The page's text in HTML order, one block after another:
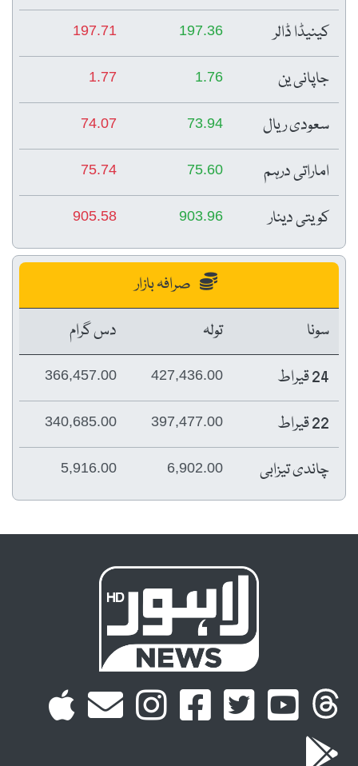
کینیڈا ڈالر 197.36
197.71
جاپانی ین 1.76
1.77
سعودی ریال 73.94
74.07
اماراتی درہم 75.60
75.74
کویتی دینار 903.96
905.58
صرافہ بازار
سونا
تولہ
دس گرام
24 قیراط
427,436.00
366,457.00
22 قیراط 397,477.00
340,685.00
چاندی تیزابی 6,902.00
5,916.00